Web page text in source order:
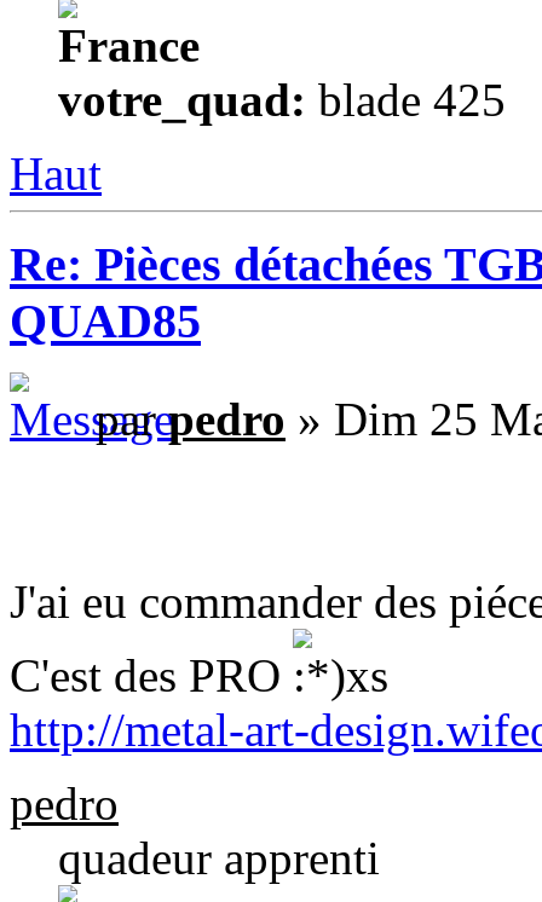
votre_quad: blade 425
Haut
Re: Pièces détachées
QUAD85
parpedro » Dim 25
J'ai eu commander des
C'est des PRO
http://metal-art-
pedro
quadeur apprenti